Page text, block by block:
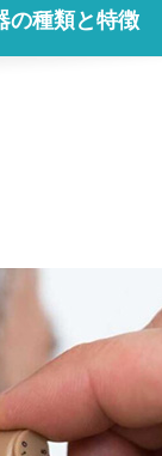
の種類と特徴